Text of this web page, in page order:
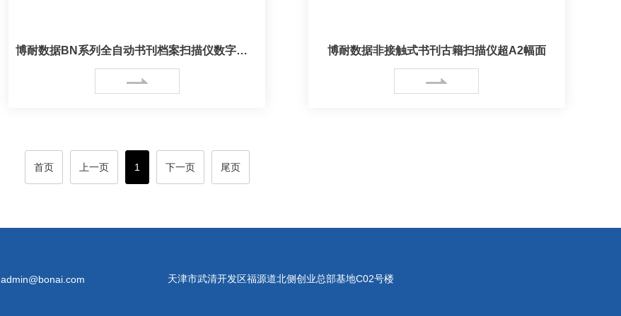
博耐数据BN系列全自动书刊档案扫描仪数字化首选 博耐数据非接触式书刊古籍扫描仪超A2幅面
首页 上一页 1 下一页 尾页
admin@bonai.com 天津市武清开发区福源道北侧创业总部基地C02号楼